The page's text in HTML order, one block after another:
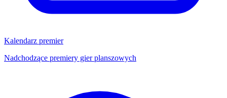
Kalendarz premier
Nadchodzące premiery gier planszowych